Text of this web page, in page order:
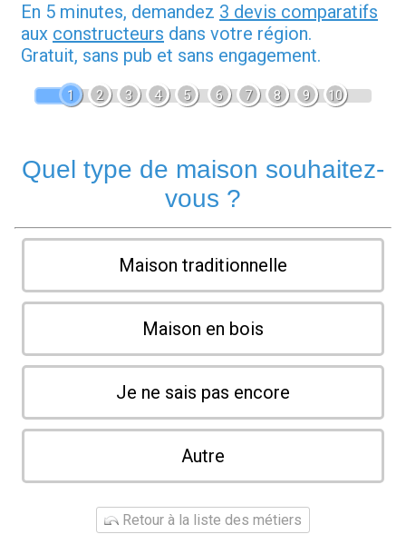
En 5 minutes, demandez 3 devis comparatifs
aux constructeurs dans votre région.
Gratuit, sans pub et sans engagement.
1 2 3 4 5 6 7 8 9 10
Quel type de maison souhaitez-
vous ?
Maison traditionnelle
Maison en bois
Je ne sais pas encore
Autre
Retour à la liste des métiers